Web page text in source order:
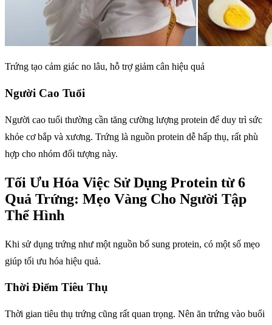
Trứng tạo cảm giác no lâu, hỗ trợ giảm cân hiệu quả
Người Cao Tuổi
Người cao tuổi thường cần tăng cường lượng protein để duy trì sức
khỏe cơ bắp và xương. Trứng là nguồn protein dễ hấp thụ, rất phù
hợp cho nhóm đối tượng này.
Tối Ưu Hóa Việc Sử Dụng Protein từ 6
Quả Trứng: Mẹo Vàng Cho Người Tập
Thể Hình
Khi sử dụng trứng như một nguồn bổ sung protein, có một số mẹo
giúp tối ưu hóa hiệu quả.
Thời Điểm Tiêu Thụ
Thời gian tiêu thụ trứng cũng rất quan trọng. Nên ăn trứng vào buổi